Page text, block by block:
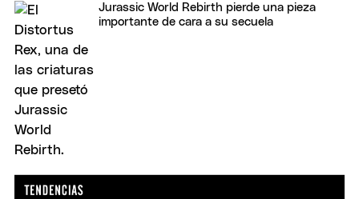
Jurassic World Rebirth pierde una pieza
importante de cara a su secuela